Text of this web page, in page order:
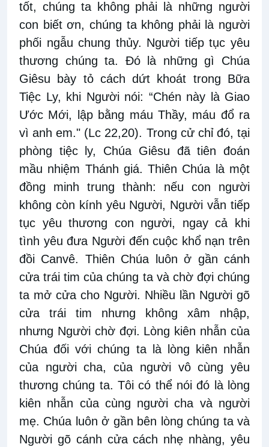
tốt, chúng ta không phải là những người
con biết ơn, chúng ta không phải là người
phối ngẫu chung thủy. Người tiếp tục yêu
thương chúng ta. Đó là những gì Chúa
Giêsu bày tỏ cách dứt khoát trong Bữa
Tiệc Ly, khi Người nói: “Chén này là Giao
Ước Mới, lập bằng máu Thầy, máu đổ ra
vì anh em." (Lc 22,20). Trong cử chỉ đó, tại
phòng tiệc ly, Chúa Giêsu đã tiên đoán
mầu nhiệm Thánh giá. Thiên Chúa là một
đồng minh trung thành: nếu con người
không còn kính yêu Người, Người vẫn tiếp
tục yêu thương con người, ngay cả khi
tình yêu đưa Người đến cuộc khổ nạn trên
đồi Canvê. Thiên Chúa luôn ở gần cánh
cửa trái tim của chúng ta và chờ đợi chúng
ta mở cửa cho Người. Nhiều lần Người gõ
cửa trái tim nhưng không xâm nhập,
nhưng Người chờ đợi. Lòng kiên nhẫn của
Chúa đối với chúng ta là lòng kiên nhẫn
của người cha, của người vô cùng yêu
thương chúng ta. Tôi có thể nói đó là lòng
kiên nhẫn của cùng người cha và người
mẹ. Chúa luôn ở gần bên lòng chúng ta và
Người gõ cánh cửa cách nhẹ nhàng, yêu